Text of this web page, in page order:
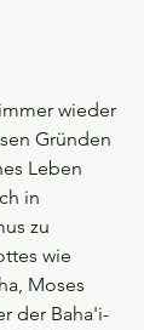
wieder
Gründen
Leben
in
zu
wie
Moses
der Baha'i-